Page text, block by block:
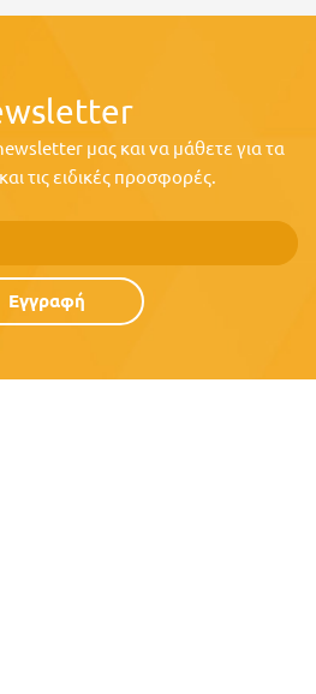
μας και να μάθετε για τα
τις ειδικές προσφορές.
Εγγραφή